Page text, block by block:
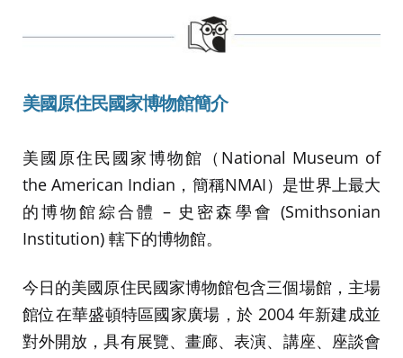
美國原住民國家博物館簡介
美國原住民國家博物館（National Museum of
the American Indian，簡稱NMAI）是世界上最大
的博物館綜合體 – 史密森學會 (Smithsonian
Institution) 轄下的博物館。
今日的美國原住民國家博物館包含三個場館，主場
館位在華盛頓特區國家廣場，於 2004 年新建成並
對外開放，具有展覽、畫廊、表演、講座、座談會